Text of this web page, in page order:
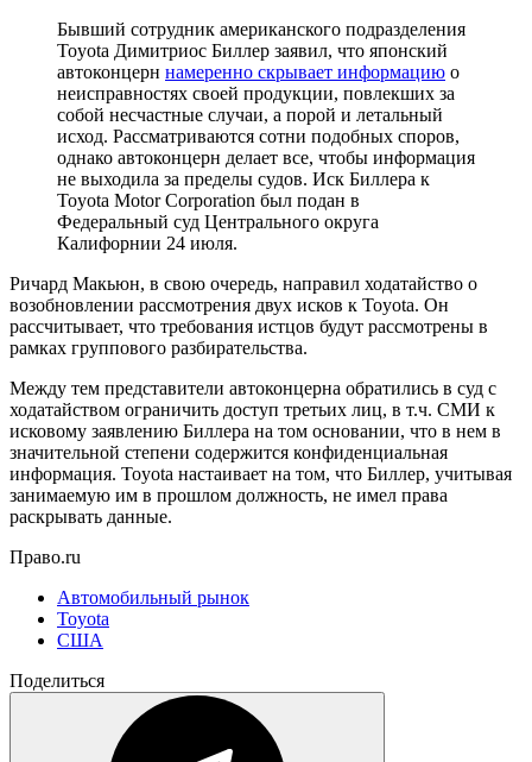
Бывший сотрудник американского подразделения
Toyota Димитриос Биллер заявил, что японский
автоконцерн намеренно скрывает информацию о
неисправностях своей продукции, повлекших за
собой несчастные случаи, а порой и летальный
исход. Рассматриваются сотни подобных споров,
однако автоконцерн делает все, чтобы информация
не выходила за пределы судов. Иск Биллера к
Toyota Motor Corporation был подан в
Федеральный суд Центрального округа
Калифорнии 24 июля.
Ричард Макьюн, в свою очередь, направил ходатайство о
возобновлении рассмотрения двух исков к Toyota. Он
рассчитывает, что требования истцов будут рассмотрены в
рамках группового разбирательства.
Между тем представители автоконцерна обратились в суд с
ходатайством ограничить доступ третьих лиц, в т.ч. СМИ к
исковому заявлению Биллера на том основании, что в нем в
значительной степени содержится конфиденциальная
информация. Toyota настаивает на том, что Биллер, учитывая
занимаемую им в прошлом должность, не имел права
раскрывать данные.
Право.ru
Автомобильный рынок
Toyota
США
Поделиться